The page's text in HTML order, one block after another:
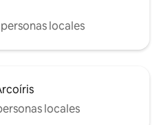
locales
locales